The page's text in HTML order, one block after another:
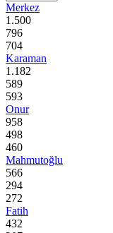
Merkez
1.500
796
704
Karaman
1.182
589
593
Onur
958
498
460
Mahmutoğlu
566
294
272
Fatih
432